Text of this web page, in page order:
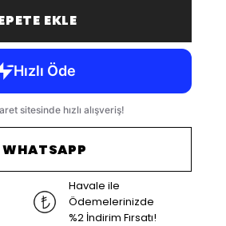
EKLE
WHATSAPP
Havale ile
Ödemelerinizde
%2 İndirim Fırsatı!